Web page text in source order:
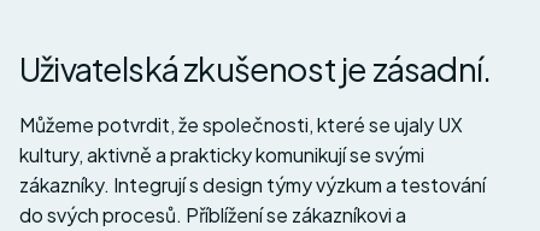
Uživatelská zkušenost je zásadní.
Můžeme potvrdit, že společnosti, které se ujaly UX
kultury, aktivně a prakticky komunikují se svými
zákazníky. Integrují s design týmy výzkum a testování
do svých procesů. Příblížení se zákazníkovi a